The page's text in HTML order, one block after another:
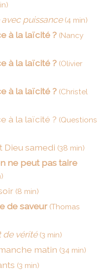
puissance (4 min)
à la laïcité ? (Nancy
à la laïcité ? (Olivier
à la laïcité ? (Christel
à la laïcité ? (Questions
Dieu samedi (38 min)
ne peut pas taire
(8 min)
de saveur (Thomas
de vérité (3 min)
matin (34 min)
(3 min)